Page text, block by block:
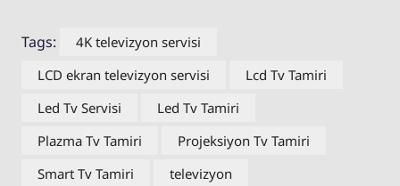
Tags:
4K televizyon servisi
LCD ekran televizyon servisi
Lcd Tv Tamiri
Led Tv Servisi
Led Tv Tamiri
Plazma Tv Tamiri
Projeksiyon Tv Tamiri
Smart Tv Tamiri
televizyon